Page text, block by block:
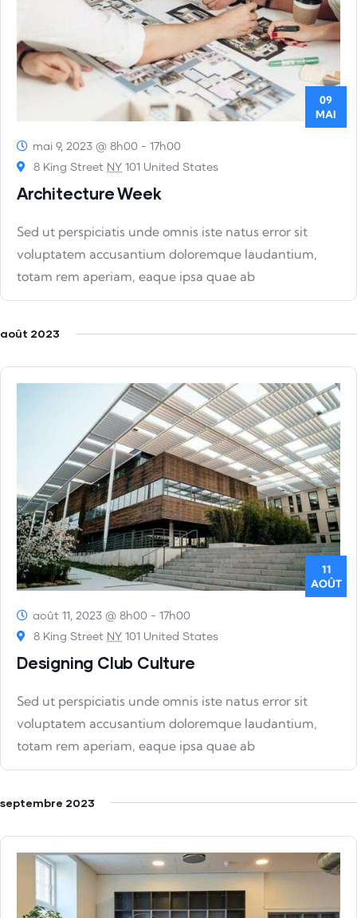
09
MAI
mai 9, 2023 @ 8h00 - 17h00
8 King Street NY 101 United States
Architecture Week
Sed ut perspiciatis unde omnis iste natus error sit
voluptatem accusantium doloremque laudantium,
totam rem aperiam, eaque ipsa quae ab
août 2023
11
AOÛT
août 11, 2023 @ 8h00 - 17h00
8 King Street NY 101 United States
Designing Club Culture
Sed ut perspiciatis unde omnis iste natus error sit
voluptatem accusantium doloremque laudantium,
totam rem aperiam, eaque ipsa quae ab
septembre 2023